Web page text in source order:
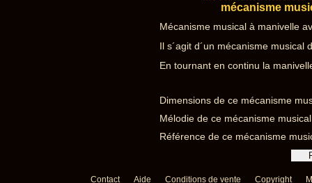
mécanisme
Mécanisme musical à manivelle
Il s´agit d´un mécanisme
En tournant en continu la
Dimensions de ce mécanisme
Mélodie de ce mécanisme
Référence de ce mécanisme
Contact Aide Conditions de vente Copyright